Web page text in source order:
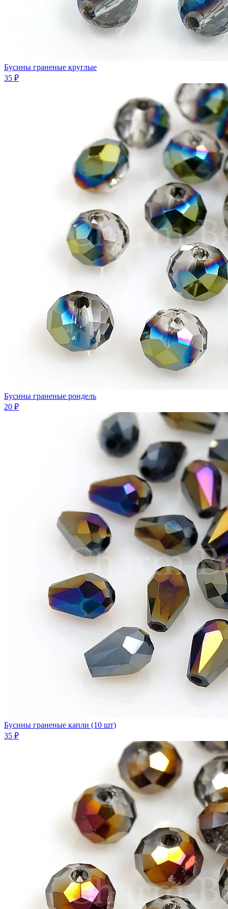
Бусины граненые круглые
35 ₽
Бусины граненые рондель
20 ₽
Бусины граненые капли (10 шт)
35 ₽